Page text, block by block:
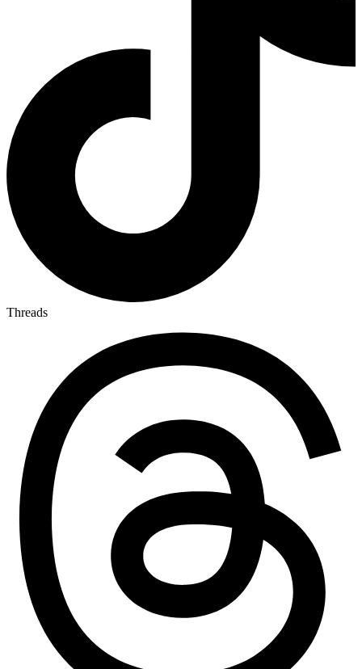
Threads